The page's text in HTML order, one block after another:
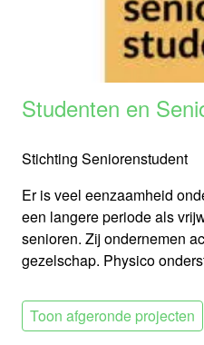
Studenten en
Stichting Seniorenstudent
Er is veel eenzaamheid
een langere periode als
senioren. Zij ondernemen
gezelschap. Physico
Toon afgeronde projecten